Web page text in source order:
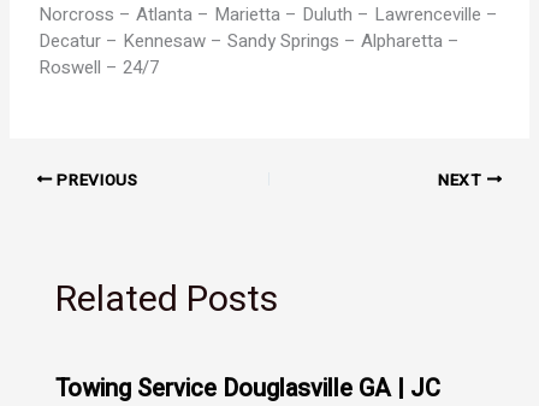
Norcross – Atlanta – Marietta – Duluth – Lawrenceville –
Decatur – Kennesaw – Sandy Springs – Alpharetta –
Roswell – 24/7
PREVIOUS NEXT
Related Posts
Towing Service Douglasville GA | JC